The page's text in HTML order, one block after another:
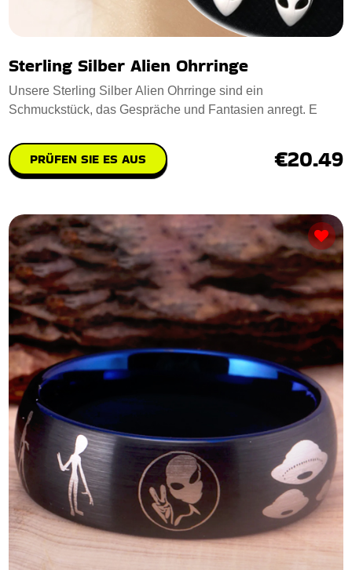
Sterling Silber Alien Ohrringe
Unsere Sterling Silber Alien Ohrringe sind ein
Schmuckstück, das Gespräche und Fantasien anregt. E
PRÜFEN SIE ES AUS €20.49